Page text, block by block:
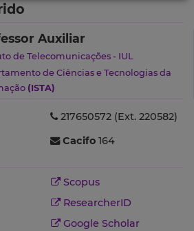
Auxiliar
de Telecomunicações - IUL
de Ciências e Tecnologias da
(ISTA)
217650572 (Ext. 220582)
Cacifo 164
Scopus
ResearcherID
Google Scholar